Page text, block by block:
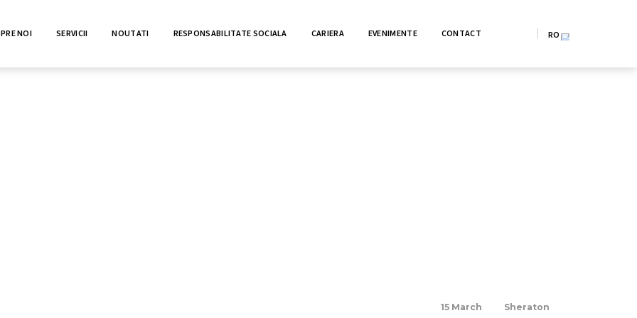
NOI SERVICII NOUTATI RESPONSABILITATE SOCIALA CARIERA EVENIMENTE CONTACT
RO
15 March Sheraton